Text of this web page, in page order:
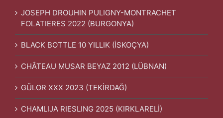
JOSEPH DROUHIN PULIGNY-MONTRACHET
FOLATIERES 2022 (BURGONYA)
BLACK BOTTLE 10 YILLIK (İSKOÇYA)
CHÂTEAU MUSAR BEYAZ 2012 (LÜBNAN)
GÜLOR XXX 2023 (TEKİRDAĞ)
CHAMLIJA RIESLING 2025 (KIRKLARELİ)